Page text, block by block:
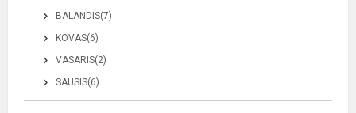
BALANDIS(7)
KOVAS(6)
VASARIS(2)
SAUSIS(6)